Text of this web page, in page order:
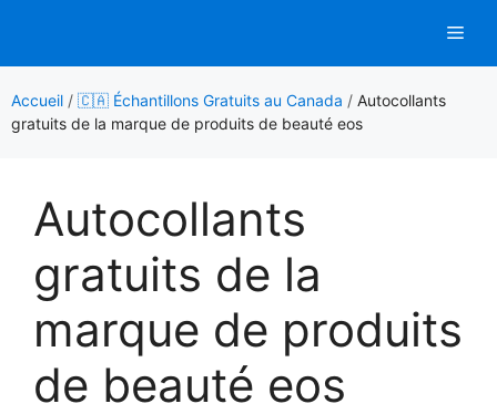
contenu
Accueil / 🇨🇦 Échantillons Gratuits au Canada / Autocollants
gratuits de la marque de produits de beauté eos
Autocollants
gratuits de la
marque de produits
de beauté eos